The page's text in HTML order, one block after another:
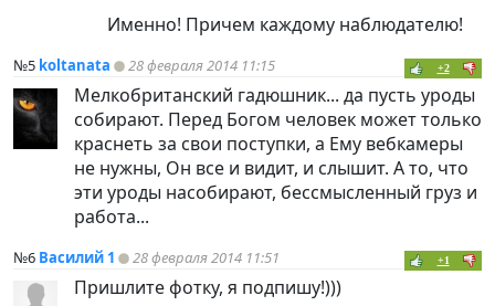
Именно! Причем каждому наблюдателю!
№5 koltanata 28 февраля 2014 11:15 +2
Мелкобританский гадюшник... да пусть уроды
собирают. Перед Богом человек может только
краснеть за свои поступки, а Ему вебкамеры
не нужны, Он все и видит, и слышит. А то, что
эти уроды насобирают, бессмысленный груз и
работа...
№6 Василий 1 28 февраля 2014 11:51 +1
Пришлите фотку, я подпишу!)))